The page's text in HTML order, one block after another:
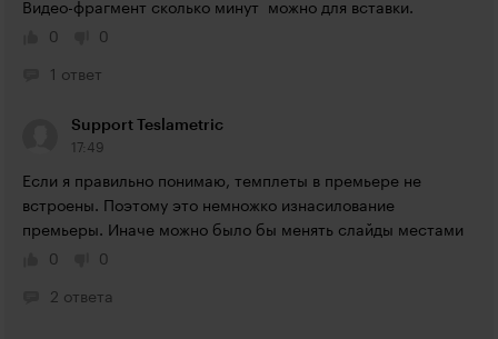
Видео-фрагмент сколько минут  можно для вставки.
0
0
1 ответ
Support Teslametric
17:49
Если я правильно понимаю, темплеты в премьере не
встроены. Поэтому это немножко изнасилование
премьеры. Иначе можно было бы менять слайды местами
0
0
2 ответа